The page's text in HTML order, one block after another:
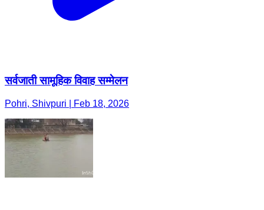
सर्वजाती सामूहिक विवाह सम्मेलन
Pohri, Shivpuri | Feb 18, 2026